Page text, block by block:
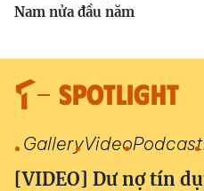
Nam nửa đầu năm
SPOTLIGHT
GalleryVideoPodcast
[VIDEO] Dư nợ tín